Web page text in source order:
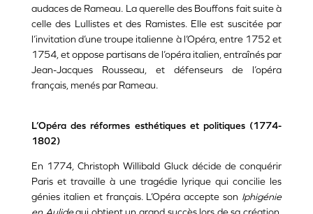
audaces de Rameau. La querelle des Bouffons fait suite à
celle des Lullistes et des Ramistes. Elle est suscitée par
l’invitation d’une troupe italienne à l’Opéra, entre 1752 et
1754, et oppose partisans de l’opéra italien, entraînés par
Jean-Jacques Rousseau, et défenseurs de l’opéra
français, menés par Rameau.
L’Opéra des réformes esthétiques et politiques (1774-
1802)
En 1774, Christoph Willibald Gluck décide de conquérir
Paris et travaille à une tragédie lyrique qui concilie les
génies italien et français. L’Opéra accepte son Iphigénie